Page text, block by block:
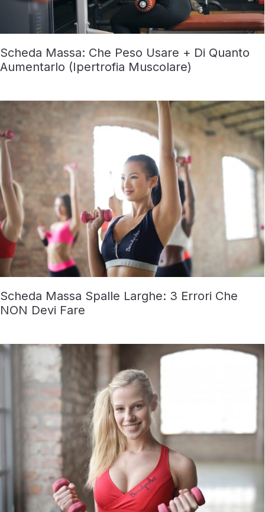
Scheda Massa: Che Peso Usare + Di Quanto
Aumentarlo (Ipertrofia Muscolare)
Scheda Massa Spalle Larghe: 3 Errori Che
NON Devi Fare